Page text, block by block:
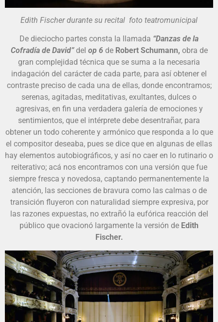
Edith Fischer durante su recital foto teatromunicipal
De dieciocho partes consta la llamada “Danzas de la
Cofradía de David”del op 6de Robert Schumann, obra de
gran complejidad técnica que se suma a la necesaria
indagación del carácter de cada parte, para así obtener el
contraste preciso de cada una de ellas, donde encontramos;
serenas, agitadas, meditativas, exultantes, dulces o
agresivas, en fin una verdadera galería de emociones y
sentimientos, que el intérprete debe desentrañar, para
obtener un todo coherente y armónico que responda a lo que
el compositor deseaba, pues se dice que en algunas de ellas
hay elementos autobiográficos, y así no caer en lo rutinario o
reiterativo; acá nos encontramos con una versión que fue
siempre fresca y novedosa, captando permanentemente la
atención, las secciones de bravura como las calmas o de
transición fluyeron con naturalidad siempre expresiva, por
las razones expuestas, no extrañó la eufórica reacción del
público que ovacionó largamente la versión de Edith
Fischer.